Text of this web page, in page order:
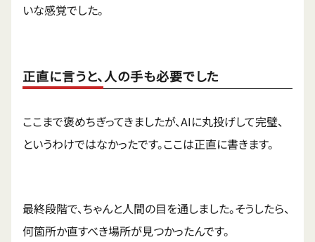
いな感覚でした。
正直に言うと、人の手も必要でした
ここまで褒めちぎってきましたが、AIに丸投げして完璧、
というわけではなかったです。ここは正直に書きます。
最終段階で、ちゃんと人間の目を通しました。そうしたら、
何箇所か直すべき場所が見つかったんです。